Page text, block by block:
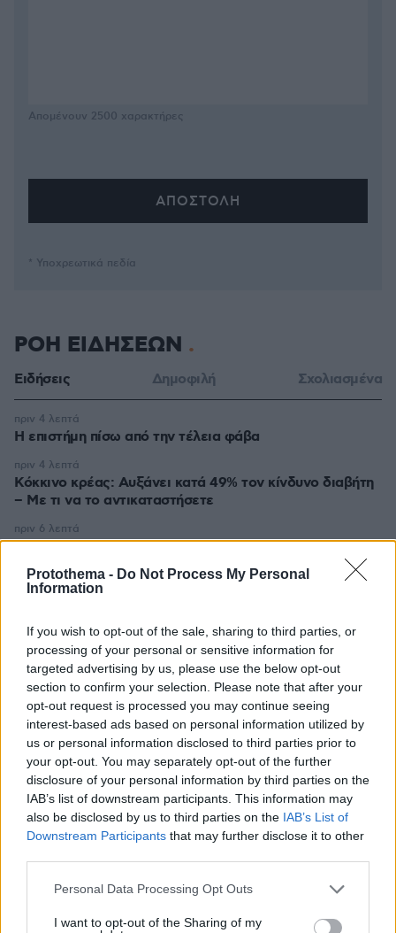
Protothema - Do Not Process My Personal
Information
If you wish to opt-out of the sale, sharing to third parties, or
processing of your personal or sensitive information for
targeted advertising by us, please use the below opt-out
section to confirm your selection. Please note that after your
opt-out request is processed you may continue seeing
interest-based ads based on personal information utilized by
us or personal information disclosed to third parties prior to
your opt-out. You may separately opt-out of the further
disclosure of your personal information by third parties on the
IAB’s list of downstream participants. This information may
also be disclosed by us to third parties on the IAB’s List of
Downstream Participants that may further disclose it to other
Please note that this website/app uses one or more Google
not limited to your visit or usage behaviour. You may click to
Personal Data Processing Opt Outs
I want to opt-out of the Sharing of my
Απομένουν 2500 χαρακτήρες
* Υποχρεωτικά πεδία
ΡΟΗ ΕΙΔΗΣΕΩΝ
Ειδήσεις Δημοφιλή Σχολιασμένα
Η επιστήμη πίσω από την τέλεια φάβα
πριν 4 λεπτά
Κόκκινο κρέας: Αυξάνει κατά 49% τον κίνδυνο διαβήτη
– Με τι να το αντικαταστήσετε
πριν 4 λεπτά
Γονικές παροχές: Οι παγίδες στις μεταφορές χρημάτων
που μπορεί να κοστίσουν σε φόρο
πριν 6 λεπτά
σεισμού των 7,1R στην Ιαπωνία: Τα πάντα κλυδωνίζονται,
δύο προσπάθησαν να προστατεύσουν τον ασθενή
πριν 14 λεπτά
Οι τελευταίες ημέρες του κουταβιού που ζούσε με
λύκους στην Κεντρική Μακεδονία - Γιατί δεν
περισυνελέγη
πριν 20 λεπτά
Μπορεί ο γιος του Χατζιδάκι να απαγορεύσει στον
Μητσιά να τραγουδάει τον «Γιάννη τον φονιά»; Πού
σταματάει ο νόμος για τα πνευματικά δικαιώματα
πριν 23 λεπτά
πριν 25 λεπτά
Μαθητής άνοιξε πυρ μέσα σε σχολείο στην Ταϊλάνδη,